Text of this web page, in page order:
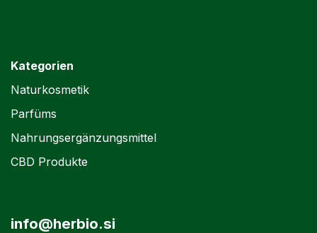
Kategorien
Naturkosmetik
Parfüms
Nahrungsergänzungsmittel
CBD Produkte
info@herbio.si